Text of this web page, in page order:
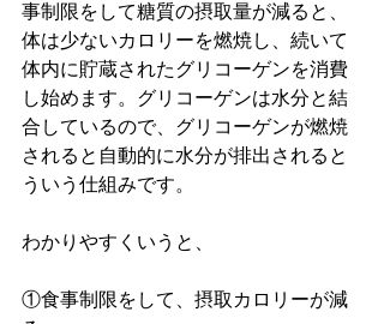
事制限をして糖質の摂取量が減ると、
体は少ないカロリーを燃焼し、続いて
体内に貯蔵されたグリコーゲンを消費
し始めます。グリコーゲンは水分と結
合しているので、グリコーゲンが燃焼
されると自動的に水分が排出されると
ういう仕組みです。
わかりやすくいうと、
①食事制限をして、摂取カロリーが減